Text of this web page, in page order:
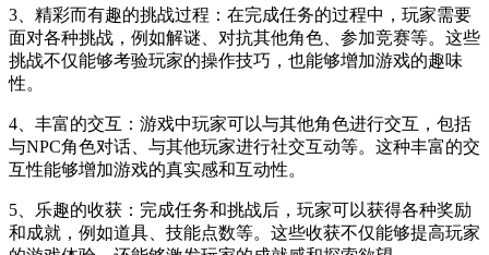
3、精彩而有趣的挑战过程：在完成任务的过程中，玩家需要
面对各种挑战，例如解谜、对抗其他角色、参加竞赛等。这些
挑战不仅能够考验玩家的操作技巧，也能够增加游戏的趣味
性。
4、丰富的交互：游戏中玩家可以与其他角色进行交互，包括
与NPC角色对话、与其他玩家进行社交互动等。这种丰富的交
互性能够增加游戏的真实感和互动性。
5、乐趣的收获：完成任务和挑战后，玩家可以获得各种奖励
和成就，例如道具、技能点数等。这些收获不仅能够提高玩家